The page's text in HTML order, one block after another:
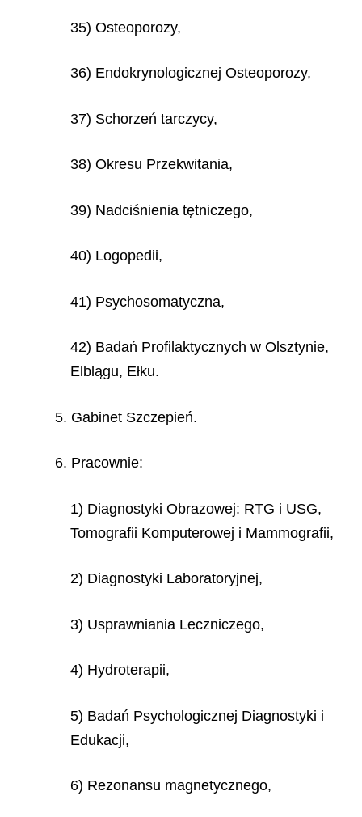
35) Osteoporozy,
36) Endokrynologicznej Osteoporozy,
37) Schorzeń tarczycy,
38) Okresu Przekwitania,
39) Nadciśnienia tętniczego,
40) Logopedii,
41) Psychosomatyczna,
42) Badań Profilaktycznych w Olsztynie,
Elblągu, Ełku.
5. Gabinet Szczepień.
6. Pracownie:
1) Diagnostyki Obrazowej: RTG i USG,
Tomografii Komputerowej i Mammografii,
2) Diagnostyki Laboratoryjnej,
3) Usprawniania Leczniczego,
4) Hydroterapii,
5) Badań Psychologicznej Diagnostyki i
Edukacji,
6) Rezonansu magnetycznego,